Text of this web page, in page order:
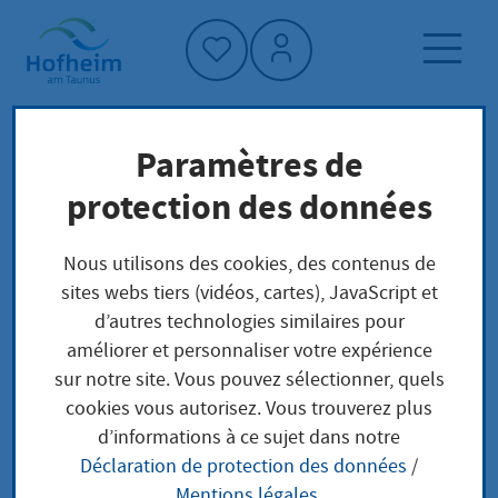
Accueil"
Page d'accueil
Trouver un service
Préoccupations locales
Abgeschlepptes Fahrzeug Auskunft erhalten
Abgeschlepptes
Fahrzeug Auskunft
erhalten
Paramètres de
protection des données
Nous utilisons des cookies, des contenus de
sites webs tiers (vidéos, cartes), JavaScript et
d’autres technologies similaires pour
améliorer et personnaliser votre expérience
sur notre site. Vous pouvez sélectionner, quels
cookies vous autorisez. Vous trouverez plus
d’informations à ce sujet dans notre
Déclaration de protection des données /